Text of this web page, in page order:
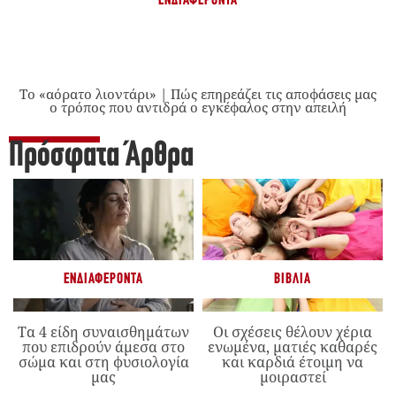
Το «αόρατο λιοντάρι» | Πώς επηρεάζει τις αποφάσεις μας
ο τρόπος που αντιδρά ο εγκέφαλος στην απειλή
Πρόσφατα Άρθρα
ΕΝΔΙΑΦΈΡΟΝΤΑ
Τα 4 είδη συναισθημάτων
που επιδρούν άμεσα στο
σώμα και στη φυσιολογία
μας
ΒΙΒΛΊΑ
Οι σχέσεις θέλουν χέρια
ενωμένα, ματιές καθαρές
και καρδιά έτοιμη να
μοιραστεί